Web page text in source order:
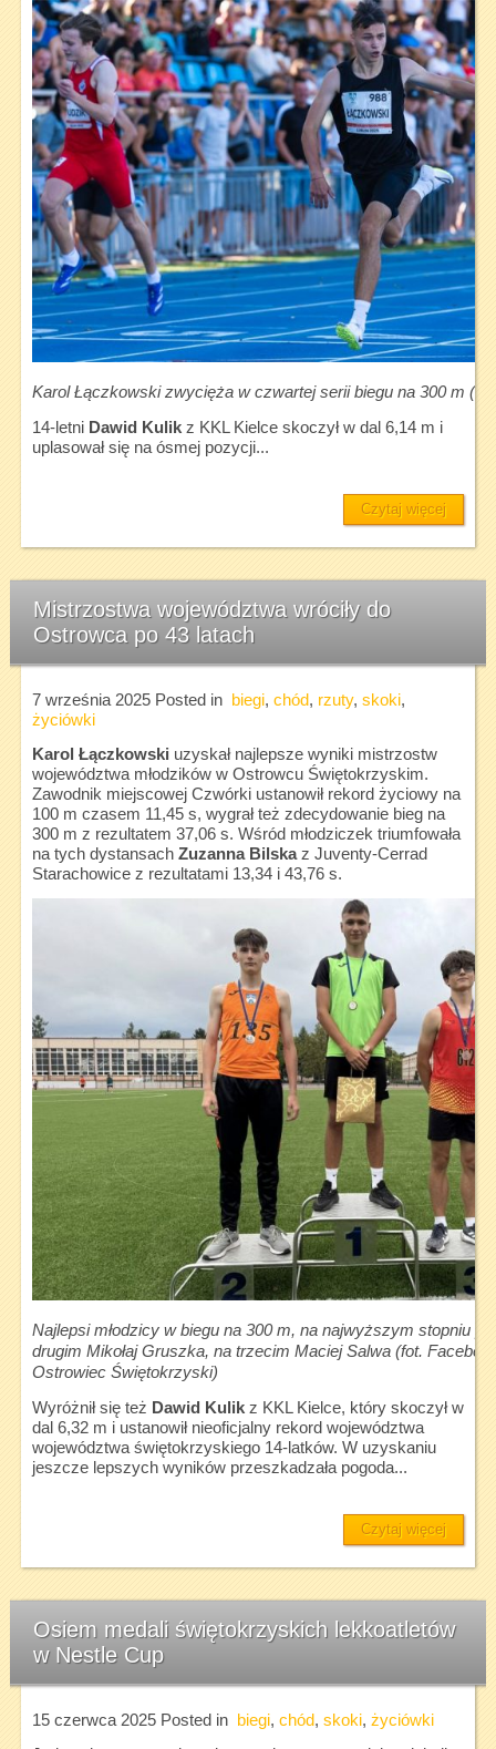
Karol Łączkowski zwycięża w czwartej serii biegu na 300 m
14-letni Dawid Kulikz KKL Kielce skoczył w dal 6,14 m i
uplasował się na ósmej pozycji...
Czytaj więcej
Mistrzostwa województwa wróciły do
Ostrowca po 43 latach
7 września 2025Posted in biegi, chód, rzuty, skoki,
życiówki
Karol Łączkowski uzyskał najlepsze wyniki mistrzostw
województwa młodzików w Ostrowcu Świętokrzyskim.
Zawodnik miejscowej Czwórki ustanowił rekord życiowy na
100 m czasem 11,45 s, wygrał też zdecydowanie bieg na
300 m z rezultatem 37,06 s. Wśród młodziczek triumfowała
na tych dystansach Zuzanna Bilskaz Juventy-Cerrad
Starachowice z rezultatami 13,34 i 43,76 s.
Najlepsi młodzicy w biegu na 300 m, na najwyższym stopniu
drugim Mikołaj Gruszka, na trzecim Maciej Salwa (fot.
Ostrowiec Świętokrzyski)
Wyróżnił się też Dawid Kulikz KKL Kielce, który skoczył w
dal 6,32 m i ustanowił nieoficjalny rekord województwa
województwa świętokrzyskiego 14-latków. W uzyskaniu
jeszcze lepszych wyników przeszkadzała pogoda...
Czytaj więcej
Osiem medali świętokrzyskich lekkoatletów
w Nestle Cup
15 czerwca 2025Posted in biegi, chód, skoki, życiówki